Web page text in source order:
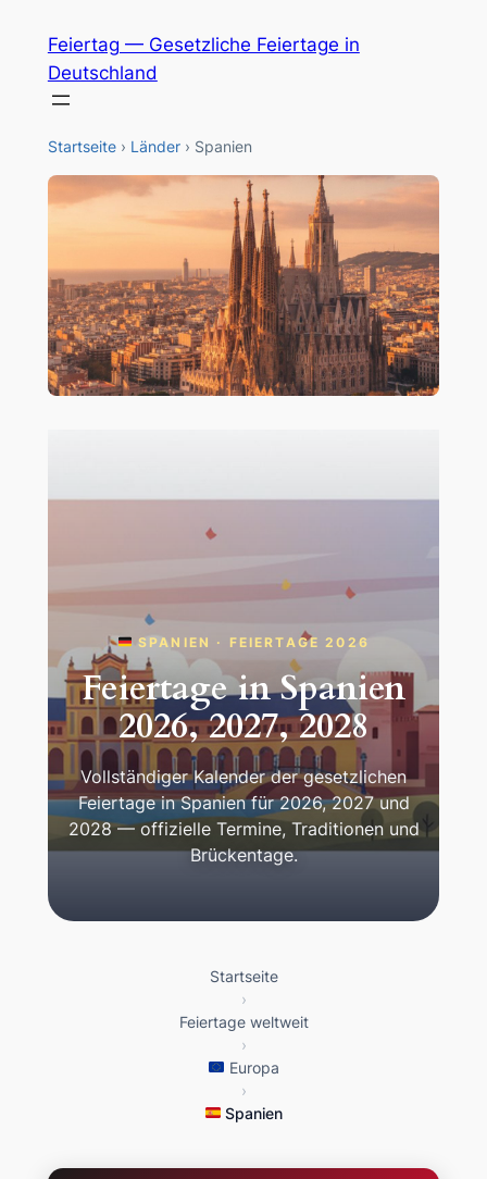
Inhalt
springen
Feiertag — Gesetzliche Feiertage in
Deutschland
Startseite› Länder› Spanien
SPANIEN · FEIERTAGE 2026
Feiertage in Spanien
2026, 2027, 2028
Vollständiger Kalender der gesetzlichen
Feiertage in Spanien für 2026, 2027 und
2028 — offizielle Termine, Traditionen und
Brückentage.
Startseite
›
Feiertage weltweit
›
Europa
›
Spanien